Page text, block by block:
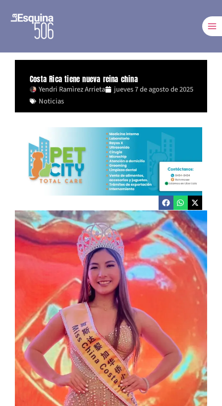
Costa Rica tiene nueva reina china
Yendri Ramìrez Arrieta
jueves 7 de agosto de 2025
Noticias